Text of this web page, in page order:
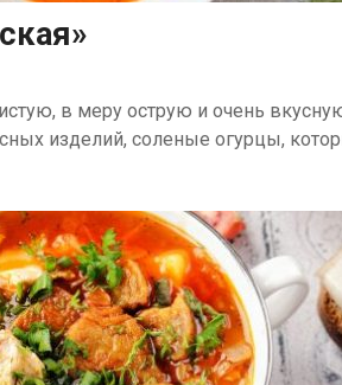
в меру острую и очень
изделий, соленые огурцы,